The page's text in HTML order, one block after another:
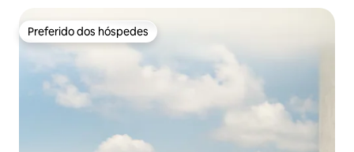
Preferido dos hóspedes
Preferido dos hóspedes